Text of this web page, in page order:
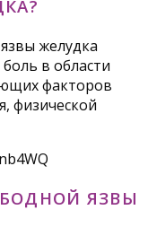
желудка
в области
факторов
физической
ЯЗВЫ